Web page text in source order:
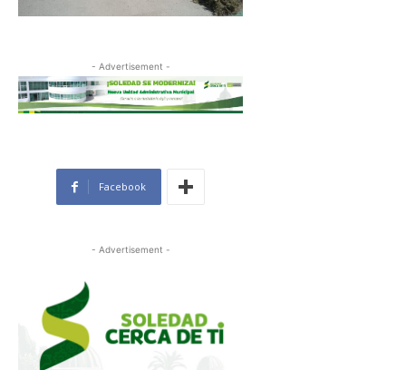
- Advertisement -
Facebook
- Advertisement -